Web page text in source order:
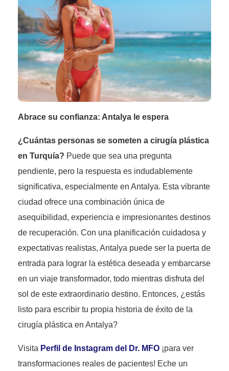
Abrace su confianza: Antalya le espera
¿Cuántas personas se someten a cirugía plástica
en Turquía? Puede que sea una pregunta
pendiente, pero la respuesta es indudablemente
significativa, especialmente en Antalya. Esta vibrante
ciudad ofrece una combinación única de
asequibilidad, experiencia e impresionantes destinos
de recuperación. Con una planificación cuidadosa y
expectativas realistas, Antalya puede ser la puerta de
entrada para lograr la estética deseada y embarcarse
en un viaje transformador, todo mientras disfruta del
sol de este extraordinario destino. Entonces, ¿estás
listo para escribir tu propia historia de éxito de la
cirugía plástica en Antalya?
Visita Perfil de Instagram del Dr. MFO ¡para ver
transformaciones reales de pacientes! Eche un